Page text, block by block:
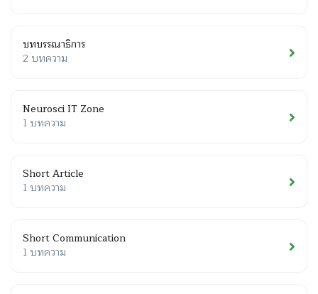
บทบรรณาธิการ
2 บทความ
Neurosci IT Zone
1 บทความ
Short Article
1 บทความ
Short Communication
1 บทความ